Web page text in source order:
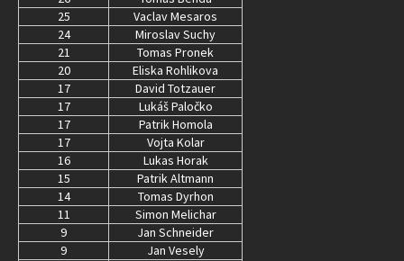
25
Vaclav Mesaros
24
Miroslav Suchy
21
Tomas Pronek
20
Eliska Rohlikova
17
David Totzauer
17
Lukáš Paločko
17
Patrik Homola
17
Vojta Kolar
16
Lukas Horak
15
Patrik Altmann
14
Tomas Dyrhon
11
Simon Melichar
9
Jan Schneider
9
Jan Vesely